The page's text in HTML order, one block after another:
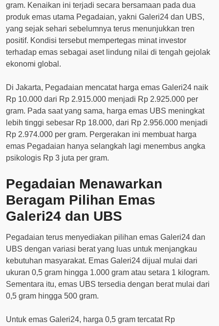
gram. Kenaikan ini terjadi secara bersamaan pada dua
produk emas utama Pegadaian, yakni Galeri24 dan UBS,
yang sejak sehari sebelumnya terus menunjukkan tren
positif. Kondisi tersebut mempertegas minat investor
terhadap emas sebagai aset lindung nilai di tengah gejolak
ekonomi global.
Di Jakarta, Pegadaian mencatat harga emas Galeri24 naik
Rp 10.000 dari Rp 2.915.000 menjadi Rp 2.925.000 per
gram. Pada saat yang sama, harga emas UBS meningkat
lebih tinggi sebesar Rp 18.000, dari Rp 2.956.000 menjadi
Rp 2.974.000 per gram. Pergerakan ini membuat harga
emas Pegadaian hanya selangkah lagi menembus angka
psikologis Rp 3 juta per gram.
Pegadaian Menawarkan
Beragam Pilihan Emas
Galeri24 dan UBS
Pegadaian terus menyediakan pilihan emas Galeri24 dan
UBS dengan variasi berat yang luas untuk menjangkau
kebutuhan masyarakat. Emas Galeri24 dijual mulai dari
ukuran 0,5 gram hingga 1.000 gram atau setara 1 kilogram.
Sementara itu, emas UBS tersedia dengan berat mulai dari
0,5 gram hingga 500 gram.
Untuk emas Galeri24, harga 0,5 gram tercatat Rp